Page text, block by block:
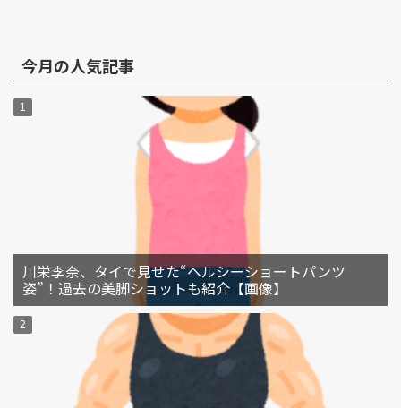
今月の人気記事
川栄李奈、タイで見せた“ヘルシーショートパンツ
姿”！過去の美脚ショットも紹介【画像】